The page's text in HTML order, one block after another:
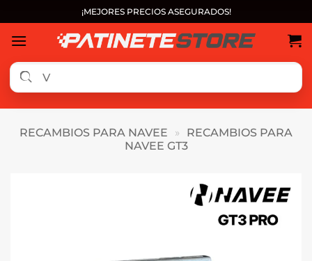
al
contenido
¡MEJORES PRECIOS ASEGURADOS!
RECAMBIOS PARA NAVEE »
RECAMBIOS PARA
NAVEE GT3